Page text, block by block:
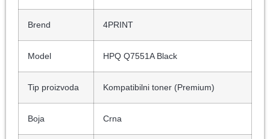
Brend 4PRINT
Model HPQ Q7551A Black
Tip proizvoda Kompatibilni toner (Premium)
Boja Crna